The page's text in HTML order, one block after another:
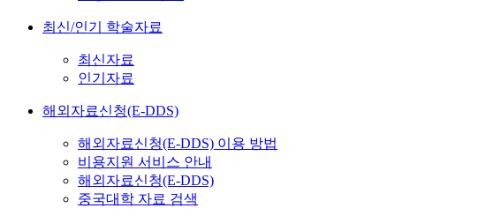
최신/인기 학술자료
최신자료
인기자료
해외자료신청(E-DDS)
해외자료신청(E-DDS) 이용 방법
비용지원 서비스 안내
해외자료신청(E-DDS)
중국대학 자료 검색